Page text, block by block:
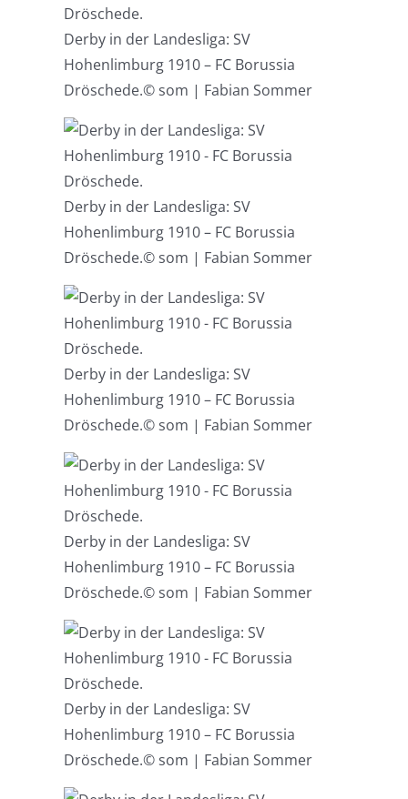
Derby in der Landesliga: SV
Hohenlimburg 1910 – FC Borussia
Dröschede.© som | Fabian Sommer
Derby in der Landesliga: SV
Hohenlimburg 1910 – FC Borussia
Dröschede.© som | Fabian Sommer
Derby in der Landesliga: SV
Hohenlimburg 1910 – FC Borussia
Dröschede.© som | Fabian Sommer
Derby in der Landesliga: SV
Hohenlimburg 1910 – FC Borussia
Dröschede.© som | Fabian Sommer
Derby in der Landesliga: SV
Hohenlimburg 1910 – FC Borussia
Dröschede.© som | Fabian Sommer